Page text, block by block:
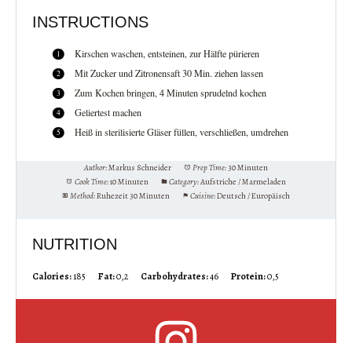
INSTRUCTIONS
Kirschen waschen, entsteinen, zur Hälfte pürieren
Mit Zucker und Zitronensaft 30 Min. ziehen lassen
Zum Kochen bringen, 4 Minuten sprudelnd kochen
Geliertest machen
Heiß in sterilisierte Gläser füllen, verschließen, umdrehen
Author:Markus Schneider Prep Time: 30 Minuten
Cook Time:10 Minuten Category:Aufstriche / Marmeladen
Method:Ruhezeit 30 Minuten Cuisine:Deutsch / Europäisch
NUTRITION
Calories:185 Fat:0,2 Carbohydrates:46 Protein:0,5